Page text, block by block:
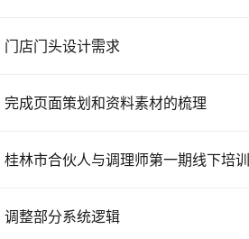
门店门头设计需求
完成页面策划和资料素材的梳理
桂林市合伙人与调理师第一期线下培训
调整部分系统逻辑